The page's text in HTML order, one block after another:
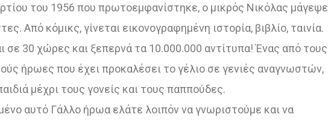
του 1956 που πρωτοεμφανίστηκε, ο μικρός Νικόλας μάγεψε
Από κόμικς, γίνεται εικονογραφημένη ιστορία, βιβλίο, ταινία.
σε 30 χώρες και ξεπερνά τα 10.000.000 αντίτυπα! Ένας από τους
ήρωες που έχει προκαλέσει το γέλιο σε γενιές αναγνωστών,
μέχρι τους γονείς και τους παππούδες.
αυτό Γάλλο ήρωα ελάτε λοιπόν να γνωριστούμε και να